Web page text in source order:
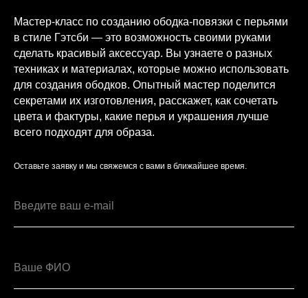
Мастер-класс по созданию ободка-повязки с перьями
в стиле Гэтсби — это возможность своими руками
сделать красивый аксессуар. Вы узнаете о разных
техниках и материалах, которые можно использовать
для создания ободков. Опытный мастер поделится
секретами их изготовления, расскажет, как сочетать
цвета и фактуры, какие перья и украшения лучше
всего подходят для образа.
Оставьте заявку и мы свяжемся с вами в ближайшее время.